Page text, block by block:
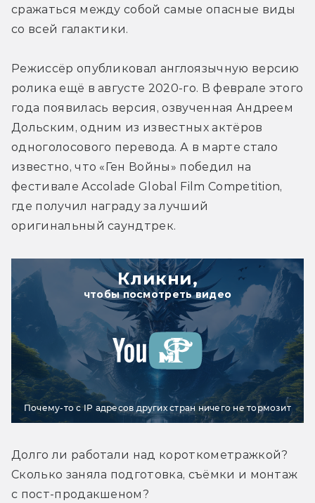
сражаться между собой самые опасные виды
со всей галактики.
Режиссёр опубликовал англоязычную версию
ролика ещё в августе 2020-го. В феврале этого
года появилась версия, озвученная Андреем
Дольским, одним из известных актёров
одноголосового перевода. А в марте стало
известно, что «Ген Войны» победил на
фестивале Accolade Global Film Competition,
где получил награду за лучший
оригинальный саундтрек.
Кликни,
чтобы посмотреть видео
Почему-то с IP адресов других стран ничего не тормозит
Долго ли работали над короткометражкой?
Сколько заняла подготовка, съёмки и монтаж
с пост-продакшеном?